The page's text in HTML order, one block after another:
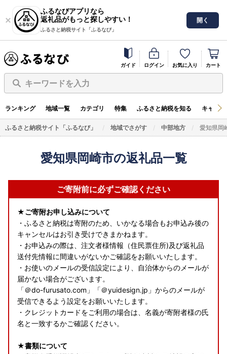
ふるなびアプリなら
返礼品がもっと探しやすい！
ふるさと納税サイト「ふるなび」
開く
ガイド ログイン お気に入り カート
キーワードを入力
ランキング 地域一覧 カテゴリ 特集 ふるさと納税を知る キャン
ふるさと納税サイト「ふるなび」 地域でさがす 中部地方 愛知県岡
愛知県岡崎市の返礼品一覧
ご寄附前に必ずご確認ください
★ご寄附お申し込みについて
・ふるさと納税は寄附のため、いかなる場合もお申込み後の
キャンセルはお引き受けできまかねます。
・お申込みの際は、注文者様情報（住民票住所)及び返礼品
送付先情報に間違いがないかご確認をお願いいたします。
・お使いのメールの受信設定により、自治体からのメールが
届かない場合がございます。
「＠do-furusato.com」「＠yuidesign.jp」からのメールが
受信できるよう設定をお願いいたします。
・クレジットカードをご利用の場合は、名義が寄附者様の氏
名と一致するかご確認ください。
★書類について